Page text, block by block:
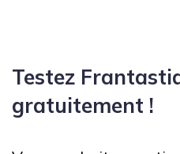
Testez
gratuitement !